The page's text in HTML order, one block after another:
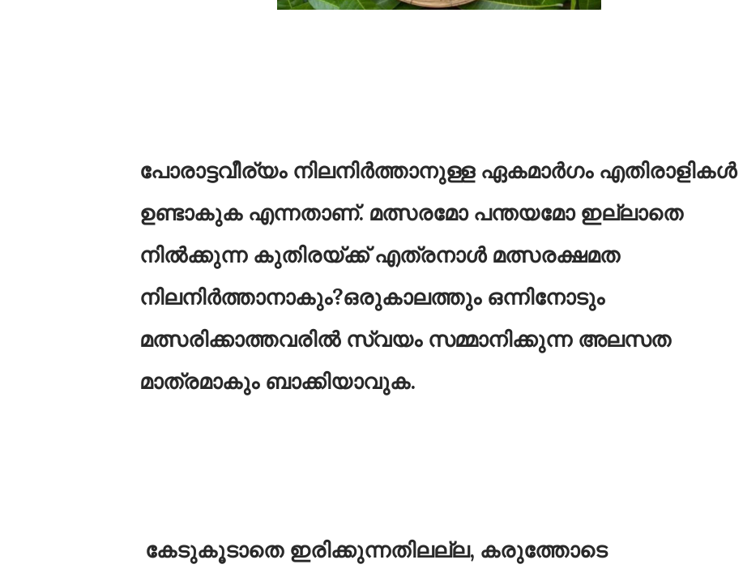
പോരാട്ടവീര്യം നിലനിർത്താനുള്ള ഏകമാർഗം എതിരാളികൾ
ഉണ്ടാകുക എന്നതാണ്. മത്സരമോ പന്തയമോ ഇല്ലാതെ
നിൽക്കുന്ന കുതിരയ്ക്ക് എത്രനാൾ മത്സരക്ഷമത
നിലനിർത്താനാകും?ഒരുകാലത്തും ഒന്നിനോടും
മത്സരിക്കാത്തവരിൽ സ്വയം സമ്മാനിക്കുന്ന അലസത
മാത്രമാകും ബാക്കിയാവുക.
കേടുകൂടാതെ ഇരിക്കുന്നതിലല്ല, കരുത്തോടെ